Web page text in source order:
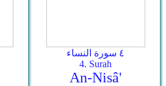
٤ سورة النساء
4. Surah
An-Nisâ'